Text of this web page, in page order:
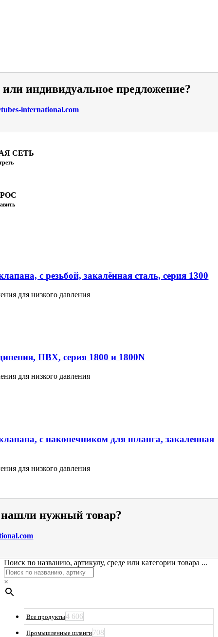
индивидуальное предложение?
international.com
СЕТЬ
с резьбой, закалённая сталь, серия 1300
для низкого давления
ПВХ, серия 1800 и 1800N
для низкого давления
с наконечником для шланга, закаленная
для низкого давления
нужный товар?
Поиск по названию, артикулу, среде или категории товара ...
×
Все продукты4 606
Промышленные шланги708